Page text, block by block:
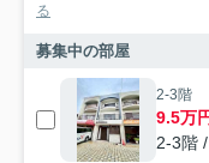
る
募集中の部屋
2-3階
9.5万
2-3階